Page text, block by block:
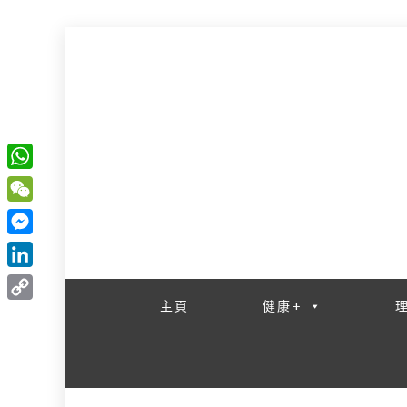
主頁 健康+
W
h
a
t
s
W
e
C
h
M
e
s
L
i